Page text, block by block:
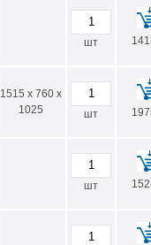
шт
1515 x 760 x
1025
шт
шт